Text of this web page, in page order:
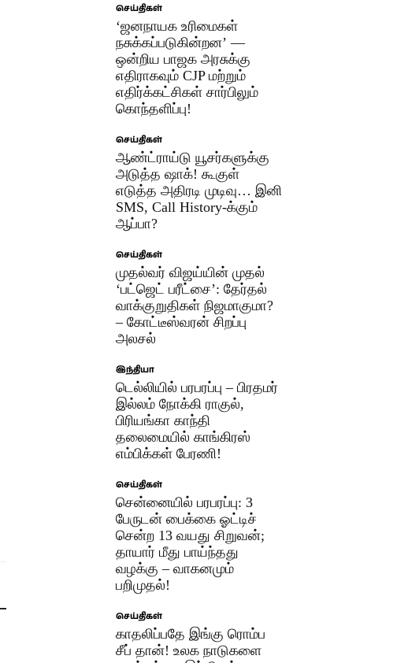
செய்திகள்
‘ஜனநாயக உரிமைகள்
நசுக்கப்படுகின்றன’ —
ஒன்றிய பாஜக அரசுக்கு
எதிராகவும் CJP மற்றும்
எதிர்க்கட்சிகள் சார்பிலும்
கொந்தளிப்பு!
செய்திகள்
ஆண்ட்ராய்டு யூசர்களுக்கு
அடுத்த ஷாக்! கூகுள்
எடுத்த அதிரடி முடிவு… இனி
SMS, Call History-க்கும்
ஆப்பா?
செய்திகள்
முதல்வர் விஜய்யின் முதல்
‘பட்ஜெட் பரீட்சை’: தேர்தல்
வாக்குறுதிகள் நிஜமாகுமா?
– கோட்டீஸ்வரன் சிறப்பு
அலசல்
இந்தியா
டெல்லியில் பரபரப்பு – பிரதமர்
இல்லம் நோக்கி ராகுல்,
பிரியங்கா காந்தி
தலைமையில் காங்கிரஸ்
எம்பிக்கள் பேரணி! ​
செய்திகள்
சென்னையில் பரபரப்பு: 3
பேருடன் பைக்கை ஓட்டிச்
சென்ற 13 வயது சிறுவன்;
தாயார் மீது பாய்ந்தது
வழக்கு – வாகனமும்
பறிமுதல்!
செய்திகள்
காதலிப்பதே இங்கு ரொம்ப
சீப் தான்! உலக நாடுகளை